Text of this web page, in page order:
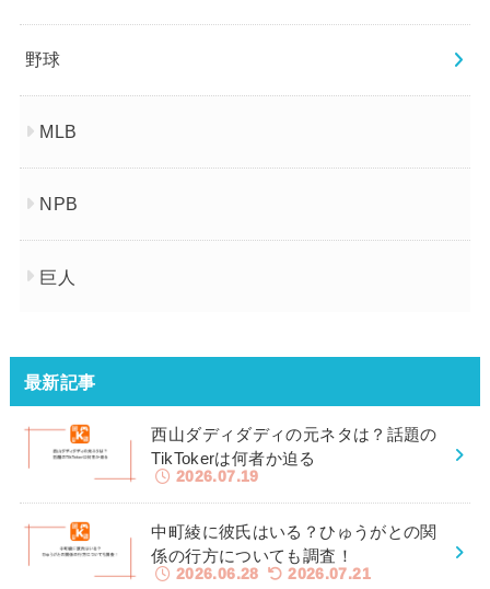
野球
MLB
NPB
巨人
最新記事
西山ダディダディの元ネタは？話題の
TikTokerは何者か迫る
2026.07.19
中町綾に彼氏はいる？ひゅうがとの関
係の行方についても調査！
2026.06.28 2026.07.21